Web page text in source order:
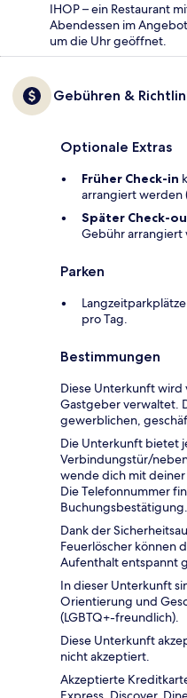
IHOP – ein Restaurant
Abendessen im
um die Uhr geöffnet.
Gebühren &
Optionale Extras
Früher Check-in
arrangiert werden
Später Check-
Gebühr arrangiert
Parken
pro Tag.
Bestimmungen
Diese Unterkunft wird
Gastgeber verwaltet.
gewerblichen,
Die Unterkunft bietet
Verbindungstür/
wende dich mit
Die Telefonnummer
Buchungsbestätigung.
Dank der
Feuerlöscher können
Aufenthalt entspannt
In dieser Unterkunft
Orientierung und
(LGBTQ+-freundlich).
Diese Unterkunft
nicht akzeptiert.
Akzeptierte